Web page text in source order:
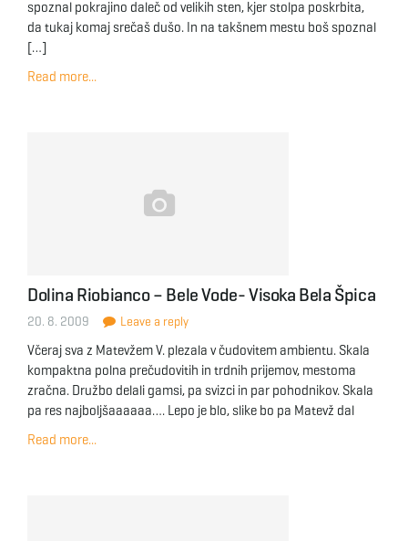
spoznal pokrajino daleč od velikih sten, kjer stolpa poskrbita,
da tukaj komaj srečaš dušo. In na takšnem mestu boš spoznal
[…]
Read more...
Dolina Riobianco – Bele Vode- Visoka Bela Špica
20. 8. 2009 Leave a reply
Včeraj sva z Matevžem V. plezala v čudovitem ambientu. Skala
kompaktna polna prečudovitih in trdnih prijemov, mestoma
zračna. Družbo delali gamsi, pa svizci in par pohodnikov. Skala
pa res najboljšaaaaaa…. Lepo je blo, slike bo pa Matevž dal
Read more...